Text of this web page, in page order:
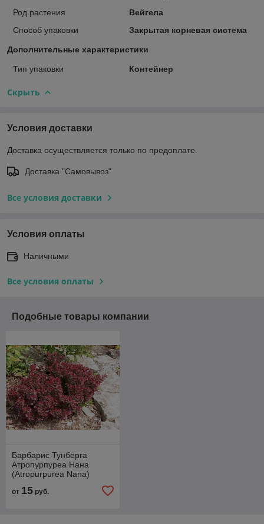
Род растения
Вейгела
Способ упаковки
Закрытая корневая система
Дополнительные характеристики
Тип упаковки Контейнер
Скрыть
Условия доставки
Доставка осуществляется только по предоплате.
Доставка "Самовывоз"
Все условия доставки
Условия оплаты
Наличными
Все условия оплаты
Подобные товары компании
Барбарис Тунберга
Атропурпуреа Нана
(Atropurpurea Nana)
от 15 руб.